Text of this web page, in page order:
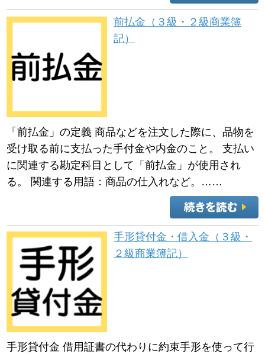
前払金（３級・２級商業簿
記）
「前払金」の定義 商品などを注文した際に、品物を
受け取る前に支払った手付金や内金のこと。 支払い
に関連する勘定科目として「前払金」が使用され
る。 関連する用語：商品の仕入れなど。……
手形貸付金・借入金（３級・
２級商業簿記）
手形貸付金 借用証書の代わりに約束手形を使って行